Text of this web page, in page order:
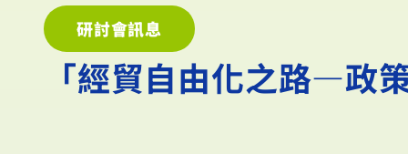
研討會訊息
「經貿自由化之路—政